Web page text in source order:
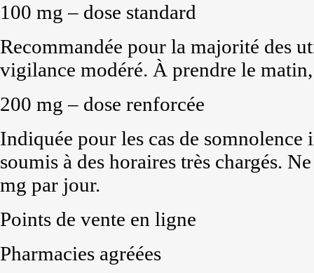
100 mg – dose standard
Recommandée pour la majorité des
vigilance modéré. À prendre le
200 mg – dose renforcée
Indiquée pour les cas de somnolence
soumis à des horaires très chargés.
mg par jour.
Points de vente en ligne
Pharmacies agréées